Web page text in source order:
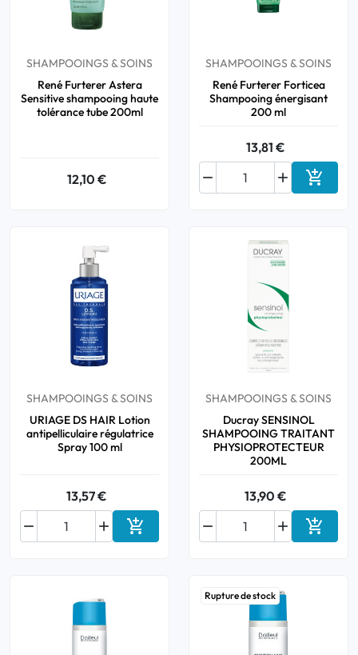
SHAMPOOINGS & SOINS
René Furterer Astera
Sensitive shampooing haute
tolérance tube 200ml
12,10 €
SHAMPOOINGS & SOINS
René Furterer Forticea
Shampooing énergisant
200 ml
13,81 €

 
SHAMPOOINGS & SOINS
URIAGE DS HAIR Lotion
antipelliculaire régulatrice
Spray 100 ml
13,57 €

 Ajouter au panier
SHAMPOOINGS & SOINS
Ducray SENSINOL
SHAMPOOING TRAITANT
PHYSIOPROTECTEUR
200ML
13,90 €

 
Rupture de stock